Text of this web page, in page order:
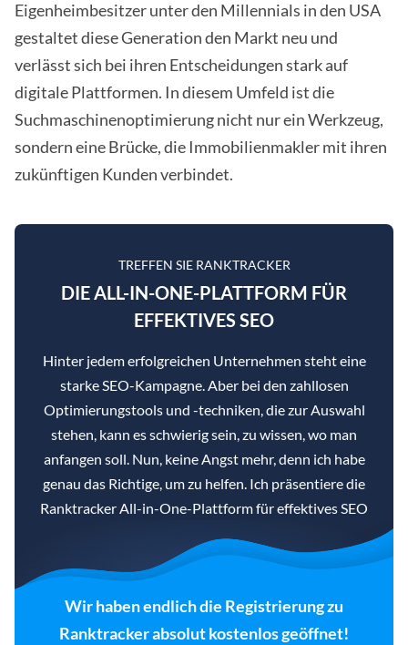
Eigenheimbesitzer unter den Millennials in den USA
gestaltet diese Generation den Markt neu und
verlässt sich bei ihren Entscheidungen stark auf
digitale Plattformen. In diesem Umfeld ist die
Suchmaschinenoptimierung nicht nur ein Werkzeug,
sondern eine Brücke, die Immobilienmakler mit ihren
zukünftigen Kunden verbindet.
TREFFEN SIE RANKTRACKER
DIE ALL-IN-ONE-PLATTFORM FÜR
EFFEKTIVES SEO
Hinter jedem erfolgreichen Unternehmen steht eine
starke SEO-Kampagne. Aber bei den zahllosen
Optimierungstools und -techniken, die zur Auswahl
stehen, kann es schwierig sein, zu wissen, wo man
anfangen soll. Nun, keine Angst mehr, denn ich habe
genau das Richtige, um zu helfen. Ich präsentiere die
Ranktracker All-in-One-Plattform für effektives SEO
Wir haben endlich die Registrierung zu
Ranktracker absolut kostenlos geöffnet!